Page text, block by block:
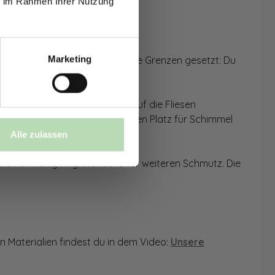
Marketing
Alle zulassen
überkleben. Dabei sind keine Grenzen gesetzt: Du
schnell und problemlos auf die Fliesen
Montage bietet keinen Platz für Schimmel
nur wenig Angriffsfläche für weiteren Schmutz. Die
Materialien findest du in dem Video: Unsere